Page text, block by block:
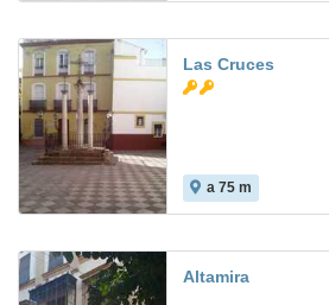
Las Cruces
a 75 m
Altamira